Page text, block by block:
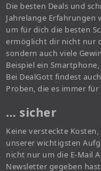
Die besten Deals und
Jahrelange Erfahrungen
um für dich die besten
ermöglicht dir nicht nur
sondern auch viele
Beispiel ein
Bei DealGott findest
Proben, die es immer
… sicher
Keine versteckte
unserer wichtigsten
nicht nur um die E-Mail
Newsletter gegeben